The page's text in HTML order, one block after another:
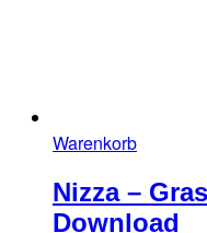
Warenkorb
Nizza –
Download